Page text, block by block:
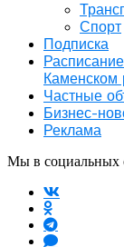
Спорт
Подписка
Каменском
Частные
Бизнес-
Реклама
Мы в социальных